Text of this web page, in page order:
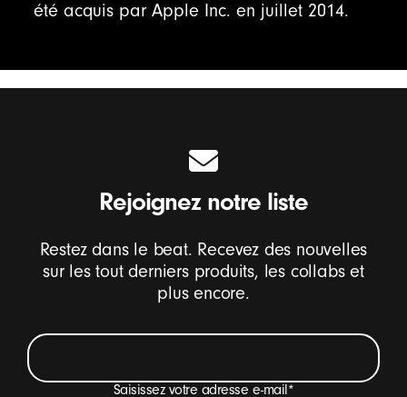
été acquis par Apple Inc. en juillet 2014.
Rejoignez notre liste
Restez dans le beat. Recevez des nouvelles
sur les tout derniers produits, les collabs et
plus encore.
Saisissez votre adresse e-mail*